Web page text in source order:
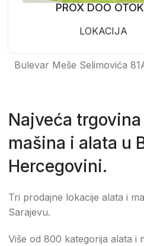
PROX DOO
LOKACIJA
Bulevar Meše Selimovića
Najveća trgovina
mašina i alata u
Hercegovini.
Tri prodajne lokacije alata i
Sarajevu.
Više od 800 kategorija alata i